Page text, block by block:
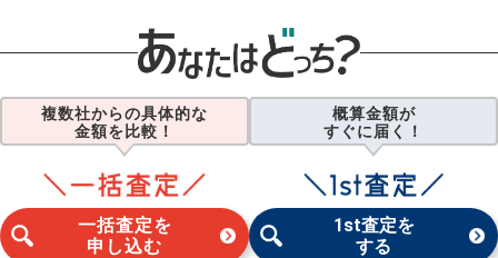
複数社からの具体的な
金額を比較！
一括査定を
申し込む
概算金額が
すぐに届く！
1st査定を
する